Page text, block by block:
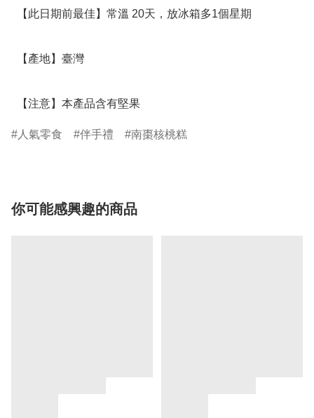
  【注意】本產品含有堅果
人氣零食 伴手禮 南棗核桃糕
你可能感興趣的商品